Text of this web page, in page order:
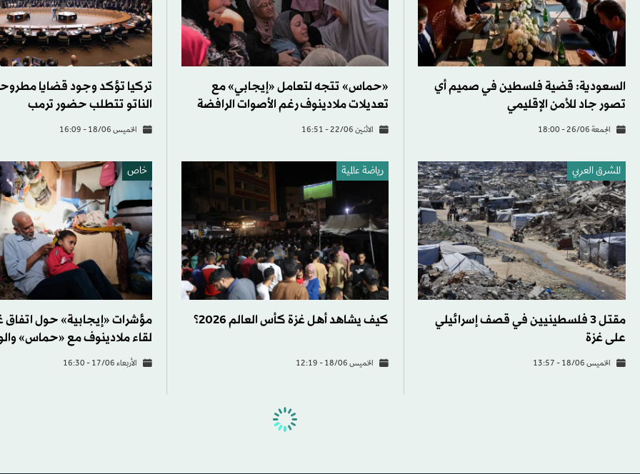
السعودية: قضية فلسطين في صميم أي
تصور جاد للأمن الإقليمي
الجمعة 26/06 - 18:00
«حماس» تتجه لتعامل «إيجابي» مع
تعديلات ملادينوف رغم الأصوات الرافضة
الاثنين 22/06 - 16:51
تركيا تؤكد وجود قضايا
الناتو تتطلب حضور ترمب
الخميس 18/06 - 16:09
المشرق العربي
مقتل 3 فلسطينيين في قصف إسرائيلي
على غزة
الخميس 18/06 - 13:57
رياضة عالمية
كيف يشاهد أهل غزة كأس العالم 2026؟
الخميس 18/06 - 12:19
خاص
مؤشرات «إيجابية» حول اتفاق
لقاء ملادينوف مع «حماس»
الأربعاء 17/06 - 16:30